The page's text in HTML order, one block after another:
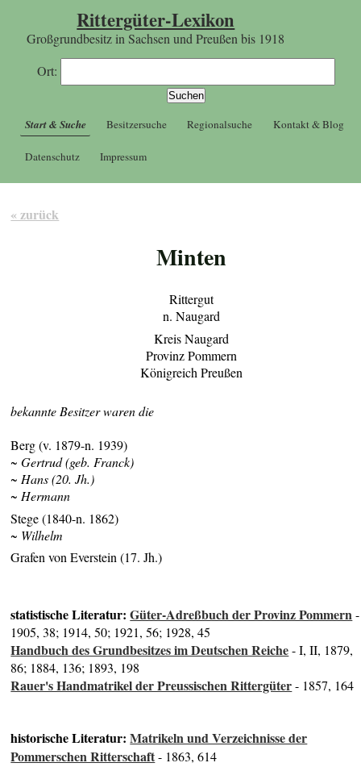
Rittergüter-Lexikon
Großgrundbesitz in Sachsen und Preußen bis 1918
Ort:
Start & Suche Besitzersuche Regionalsuche Kontakt & Blog
Datenschutz Impressum
« zurück
Minten
Rittergut
n. Naugard
Kreis Naugard
Provinz Pommern
Königreich Preußen
bekannte Besitzer waren die
Berg (v. 1879-n. 1939)
~ Gertrud (geb. Franck)
~ Hans (20. Jh.)
~ Hermann
Stege (1840-n. 1862)
~ Wilhelm
Grafen von Everstein (17. Jh.)
statistische Literatur:Güter-Adreßbuch der Provinz Pommern-
1905, 38; 1914, 50; 1921, 56; 1928, 45
Handbuch des Grundbesitzes im Deutschen Reiche- I, II, 1879,
86; 1884, 136; 1893, 198
Rauer's Handmatrikel der Preussischen Rittergüter- 1857, 164
historische Literatur:Matrikeln und Verzeichnisse der
Pommerschen Ritterschaft- 1863, 614